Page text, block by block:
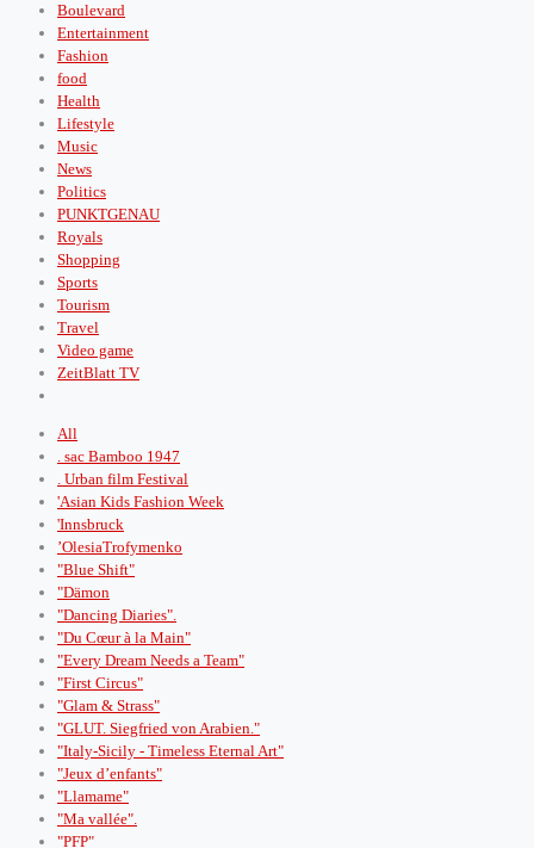
Boulevard
Entertainment
Fashion
food
Health
Lifestyle
Music
News
Politics
PUNKTGENAU
Royals
Shopping
Sports
Tourism
Travel
Video game
ZeitBlatt TV
All
. sac Bamboo 1947
. Urban film Festival
'Asian Kids Fashion Week
'Innsbruck
’OlesiaTrofymenko
"Blue Shift"
"Dämon
"Dancing Diaries".
"Du Cœur à la Main"
"Every Dream Needs a Team"
"First Circus"
"Glam & Strass"
"GLUT. Siegfried von Arabien."
"Italy-Sicily - Timeless Eternal Art"
"Jeux d’enfants"
"Llamame"
"Ma vallée".
"PFP"